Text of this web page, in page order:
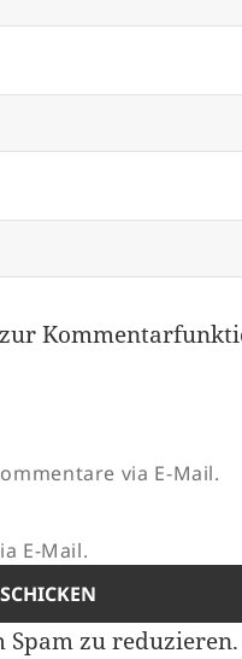
via E-Mail.
E-Mail.
Spam zu